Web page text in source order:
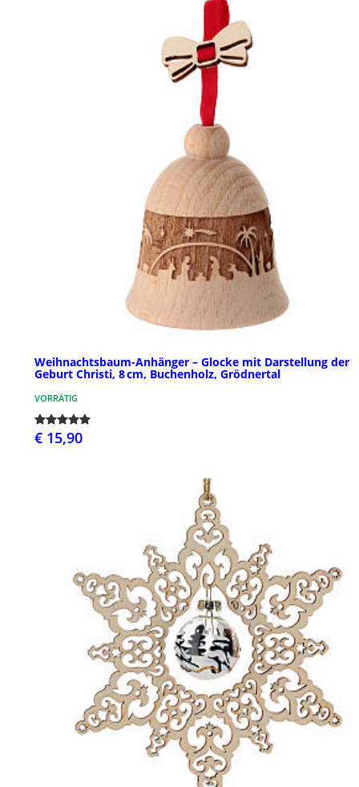
Weihnachtsbaum-Anhänger – Glocke mit Darstellung der
Geburt Christi, 8 cm, Buchenholz, Grödnertal
VORRÄTIG
€ 15,90